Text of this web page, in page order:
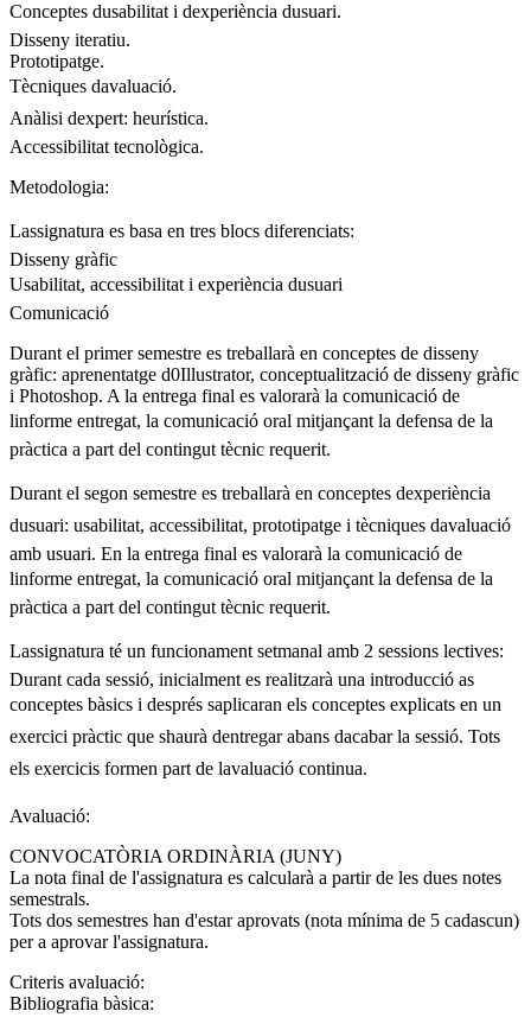
Conceptes dusabilitat i dexperiència dusuari.
Disseny iteratiu.
Prototipatge.
Tècniques davaluació.
Anàlisi dexpert: heurística.
Accessibilitat tecnològica.
Metodologia:
Lassignatura es basa en tres blocs diferenciats:
Disseny gràfic
Usabilitat, accessibilitat i experiència dusuari
Comunicació
Durant el primer semestre es treballarà en conceptes de disseny
gràfic: aprenentatge d0Illustrator, conceptualització de disseny gràfic
i Photoshop. A la entrega final es valorarà la comunicació de
linforme entregat, la comunicació oral mitjançant la defensa de la
pràctica a part del contingut tècnic requerit.
Durant el segon semestre es treballarà en conceptes dexperiència
dusuari: usabilitat, accessibilitat, prototipatge i tècniques davaluació
amb usuari. En la entrega final es valorarà la comunicació de
linforme entregat, la comunicació oral mitjançant la defensa de la
pràctica a part del contingut tècnic requerit.
Lassignatura té un funcionament setmanal amb 2 sessions lectives:
Durant cada sessió, inicialment es realitzarà una introducció as
conceptes bàsics i després saplicaran els conceptes explicats en un
exercici pràctic que shaurà dentregar abans dacabar la sessió. Tots
els exercicis formen part de lavaluació continua.
Avaluació:
CONVOCATÒRIA ORDINÀRIA (JUNY)
La nota final de l'assignatura es calcularà a partir de les dues notes
semestrals.
Tots dos semestres han d'estar aprovats (nota mínima de 5 cadascun)
per a aprovar l'assignatura.
Criteris avaluació:
Bibliografia bàsica: